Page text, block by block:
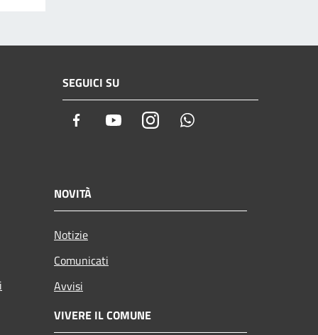
SEGUICI SU
Facebook YoutubeInstagram
NOVITÀ
Notizie
Comunicati
Avvisi
VIVERE IL COMUNE